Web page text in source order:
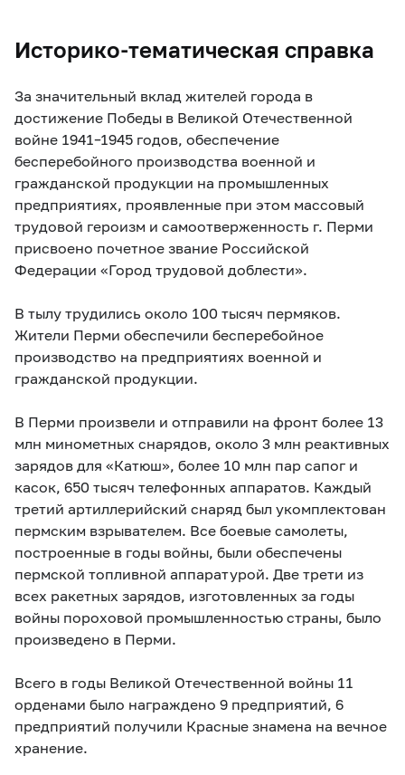
Историко-тематическая справка
За значительный вклад жителей города в
достижение Победы в Великой Отечественной
войне 1941–1945 годов, обеспечение
бесперебойного производства военной и
гражданской продукции на промышленных
предприятиях, проявленные при этом массовый
трудовой героизм и самоотверженность г. Перми
присвоено почетное звание Российской
Федерации «Город трудовой доблести».
В тылу трудились около 100 тысяч пермяков.
Жители Перми обеспечили бесперебойное
производство на предприятиях военной и
гражданской продукции.
В Перми произвели и отправили на фронт более 13
млн минометных снарядов, около 3 млн реактивных
зарядов для «Катюш», более 10 млн пар сапог и
касок, 650 тысяч телефонных аппаратов. Каждый
третий артиллерийский снаряд был укомплектован
пермским взрывателем. Все боевые самолеты,
построенные в годы войны, были обеспечены
пермской топливной аппаратурой. Две трети из
всех ракетных зарядов, изготовленных за годы
войны пороховой промышленностью страны, было
произведено в Перми.
Всего в годы Великой Отечественной войны 11
орденами было награждено 9 предприятий, 6
предприятий получили Красные знамена на вечное
хранение.